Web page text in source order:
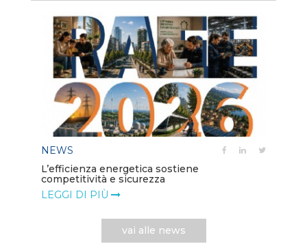
NEWS
L’efficienza energetica sostiene
competitività e sicurezza
LEGGI DI PIÙ
vai alle news